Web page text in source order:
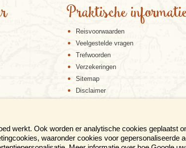
Praktische
Reisvoorwaarden
Veelgestelde vragen
Trefwoorden
Verzekeringen
Sitemap
Disclaimer
Reis en boek met Djoser zekerheid
werkt. Ook worden er analytische cookies geplaatst
waaronder cookies voor gepersonaliseerde